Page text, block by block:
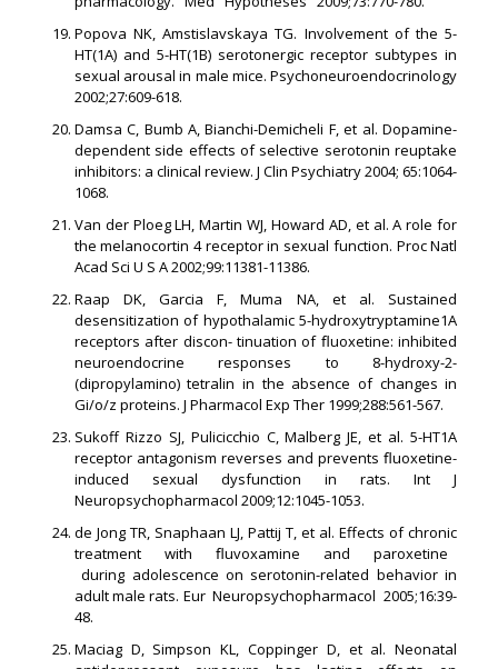
Popova NK, Amstislavskaya TG. Involvement of the 5-
HT(1A) and 5-HT(1B) serotonergic receptor subtypes in
sexual arousal in male mice. Psychoneuroendocrinology
2002;27:609-618.
Damsa C, Bumb A, Bianchi-Demicheli F, et al. Dopamine-
dependent side effects of selective serotonin reuptake
inhibitors: a clinical review. J Clin Psychiatry 2004; 65:1064-
1068.
Van der Ploeg LH, Martin WJ, Howard AD, et al. A role for
the melanocortin 4 receptor in sexual function. Proc Natl
Acad Sci U S A 2002;99:11381-11386.
Raap DK, Garcia F, Muma NA, et al. Sustained
desensitization of hypothalamic 5-hydroxytryptamine1A
receptors after discon- tinuation of ﬂuoxetine: inhibited
neuroendocrine responses to 8-hydroxy-2-
(dipropylamino) tetralin in the absence of changes in
Gi/o/z proteins. J Pharmacol Exp Ther 1999;288:561-567.
Sukoff Rizzo SJ, Pulicicchio C, Malberg JE, et al. 5-HT1A
receptor antagonism reverses and prevents ﬂuoxetine-
induced sexual dysfunction in rats. Int J
Neuropsychopharmacol 2009;12:1045-1053.
de Jong TR, Snaphaan LJ, Pattij T, et al. Effects of chronic
treatment with ﬂuvoxamine and paroxetine
during adolescence on serotonin-related behavior in
adult male rats. Eur Neuropsychopharmacol 2005;16:39-
48.
Maciag D, Simpson KL, Coppinger D, et al. Neonatal